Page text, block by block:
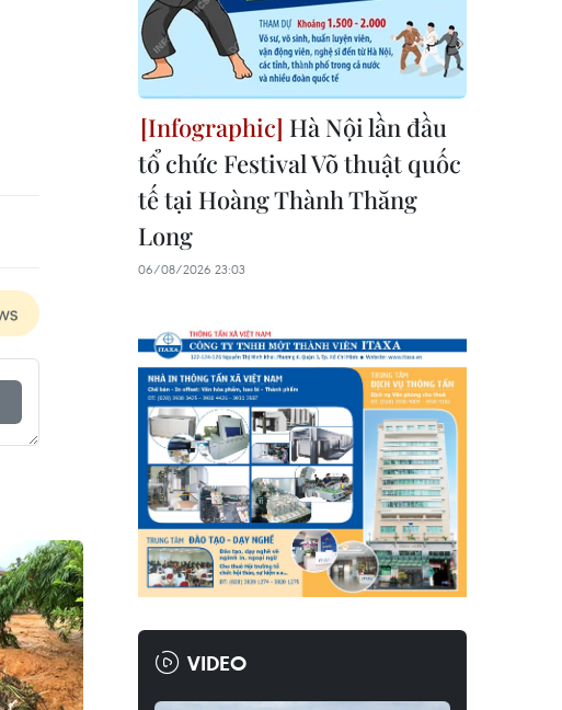
Hà Nội lần đầu
tổ chức Festival Võ thuật quốc
tế tại Hoàng Thành Thăng
Long
06/08/2026 23:03
VIDEO